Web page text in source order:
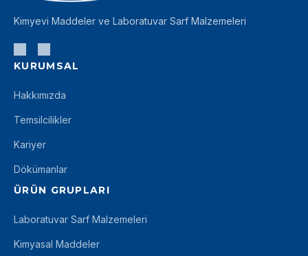
Kimyevi Maddeler ve Laboratuvar Sarf Malzemeleri
KURUMSAL
Hakkımızda
Temsilcilikler
Kariyer
Dökümanlar
ÜRÜN GRUPLARI
Laboratuvar Sarf Malzemeleri
Kimyasal Maddeler